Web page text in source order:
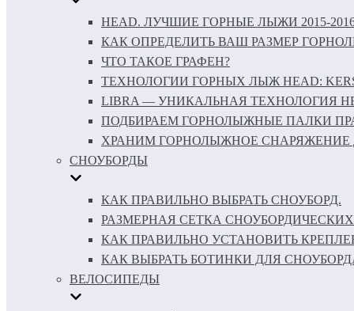
HEAD. ЛУЧШИЕ ГОРНЫЕ ЛЫЖИ 2015-
КАК ОПРЕДЕЛИТЬ ВАШ РАЗМЕР
ЧТО ТАКОЕ ГРАФЕН?
ТЕХНОЛОГИИ ГОРНЫХ ЛЫЖ HEAD: KERS
LIBRA — УНИКАЛЬНАЯ ТЕХНОЛОГИЯ
ПОДБИРАЕМ ГОРНОЛЫЖНЫЕ ПАЛКИ
ХРАНИМ ГОРНОЛЫЖНОЕ
СНОУБОРДЫ
КАК ПРАВИЛЬНО ВЫБРАТЬ СНОУБОРД.
РАЗМЕРНАЯ СЕТКА
КАК ПРАВИЛЬНО УСТАНОВИТЬ
КАК ВЫБРАТЬ БОТИНКИ ДЛЯ
ВЕЛОСИПЕДЫ